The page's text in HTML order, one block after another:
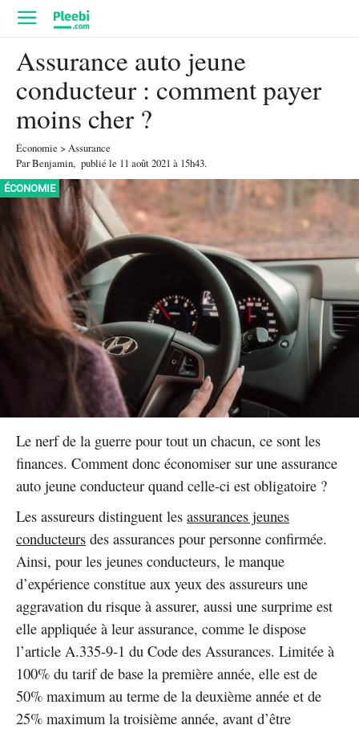
Assurance auto jeune
conducteur : comment payer
moins cher ?
Économie > Assurance
ParBenjamin, publié le 11 août 2021 à 15h43.
ÉCONOMIE
Le nerf de la guerre pour tout un chacun, ce sont les
finances. Comment donc économiser sur une assurance
auto jeune conducteur quand celle-ci est obligatoire ?
Les assureurs distinguent les assurances jeunes
conducteurs des assurances pour personne confirmée.
Ainsi, pour les jeunes conducteurs, le manque
d’expérience constitue aux yeux des assureurs une
aggravation du risque à assurer, aussi une surprime est
elle appliquée à leur assurance, comme le dispose
l’article A.335-9-1 du Code des Assurances. Limitée à
100% du tarif de base la première année, elle est de
50% maximum au terme de la deuxième année et de
25% maximum la troisième année, avant d’être